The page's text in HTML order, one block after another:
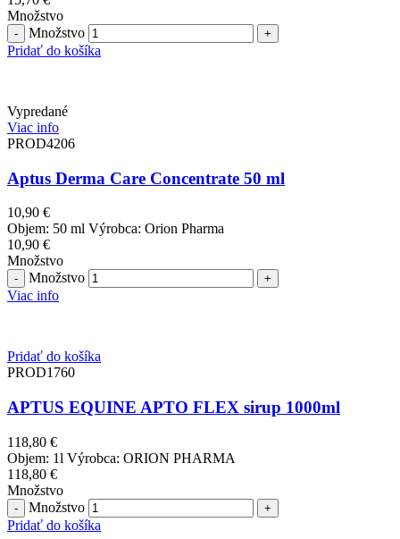
Množstvo
Množstvo
Pridať do košíka
Vypredané
Viac info
PROD4206
Aptus Derma Care Concentrate 50 ml
10,90 €
Objem: 50 ml Výrobca: Orion Pharma
10,90 €
Množstvo
Množstvo
Viac info
Pridať do košíka
PROD1760
APTUS EQUINE APTO FLEX sirup 1000ml
118,80 €
Objem: 1l Výrobca: ORION PHARMA
118,80 €
Množstvo
Množstvo
Pridať do košíka